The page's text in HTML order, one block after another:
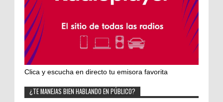
Clica y escucha en directo tu emisora favorita
¿TE MANEJAS BIEN HABLANDO EN PÚBLICO?